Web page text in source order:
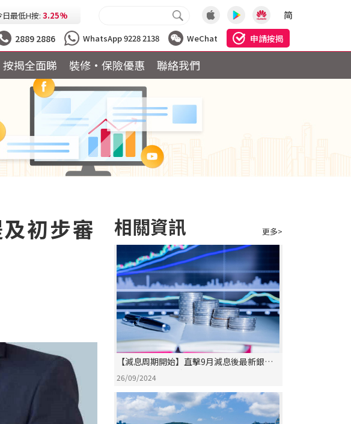
個月HIBOR:2.61%
日最低H按: 3.25%
简
2889 2886 WhatsApp 9228 2138 WeChat 申請按揭
按揭全面睇 裝修·保險優惠 聯絡我們
初步審
相關資訊 更多>
【減息周期開始】直擊9月減息後最新銀行
最優惠利率(P)變化詳情
26/09/2024